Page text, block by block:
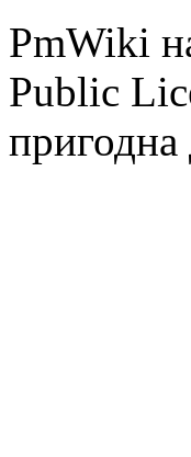
PmWiki
Public
пригодна